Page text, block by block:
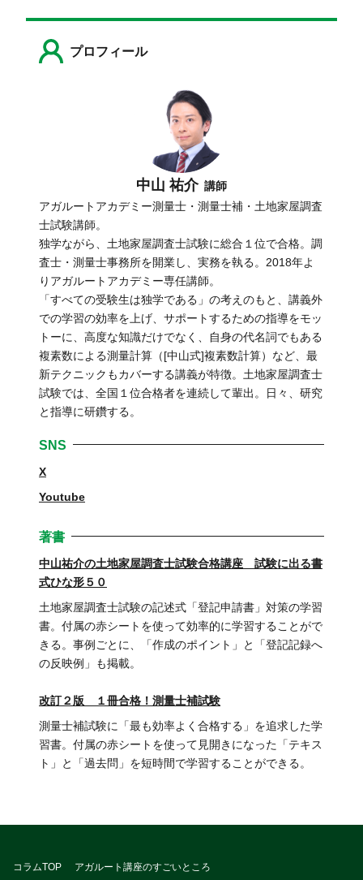
プロフィール
中山 祐介 講師
アガルートアカデミー測量士・測量士補・土地家屋調査
士試験講師。
独学ながら、土地家屋調査士試験に総合１位で合格。調
査士・測量士事務所を開業し、実務を執る。2018年よ
りアガルートアカデミー専任講師。
「すべての受験生は独学である」の考えのもと、講義外
での学習の効率を上げ、サポートするための指導をモッ
トーに、高度な知識だけでなく、自身の代名詞でもある
複素数による測量計算（[中山式]複素数計算）など、最
新テクニックもカバーする講義が特徴。土地家屋調査士
試験では、全国１位合格者を連続して輩出。日々、研究
と指導に研鑽する。
SNS
X
Youtube
著書
中山祐介の土地家屋調査士試験合格講座 試験に出る書
式ひな形５０
土地家屋調査士試験の記述式「登記申請書」対策の学習
書。付属の赤シートを使って効率的に学習することがで
きる。事例ごとに、「作成のポイント」と「登記記録へ
の反映例」も掲載。
改訂２版 １冊合格！測量士補試験
測量士補試験に「最も効率よく合格する」を追求した学
習書。付属の赤シートを使って見開きになった「テキス
ト」と「過去問」を短時間で学習することができる。
コラムTOP アガルート講座のすごいところ